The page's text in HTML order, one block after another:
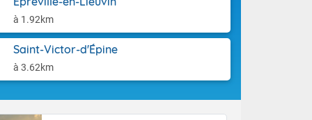
à 1.92km
Saint-Victor-d'Épine
à 3.62km
moins
25 à 30
35 degrés